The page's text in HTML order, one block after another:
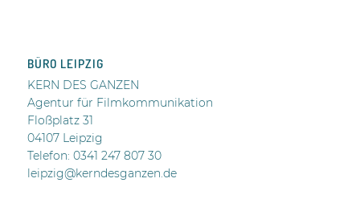
BÜRO LEIPZIG
KERN DES GANZEN
Agentur für Filmkommunikation
Floßplatz 31
04107 Leipzig
Telefon: 0341 247 807 30
leipzig@kerndesganzen.de